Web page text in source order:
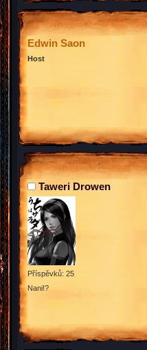
Edwin Saon
Host
Taweri Drowen
Příspěvků: 25
Nani!?